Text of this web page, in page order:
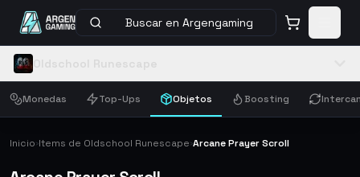
Buscar en Argengaming
Monedas Top-Ups Objetos Boosting
Inicio›Items de Oldschool Runescape›Arcane Prayer Scroll